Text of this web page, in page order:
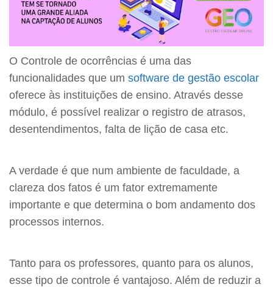
O Controle de ocorrências é uma das
funcionalidades que um software de gestão escolar
oferece às instituições de ensino. Através desse
módulo, é possível realizar o registro de atrasos,
desentendimentos, falta de lição de casa etc.
A verdade é que num ambiente de faculdade, a
clareza dos fatos é um fator extremamente
importante e que determina o bom andamento dos
processos internos.
Tanto para os professores, quanto para os alunos,
esse tipo de controle é vantajoso. Além de reduzir a